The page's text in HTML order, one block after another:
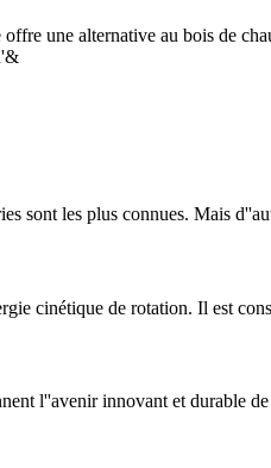
une alternative au bois de
sont les plus connues. Mais
cinétique de rotation. Il est
l''avenir innovant et durable